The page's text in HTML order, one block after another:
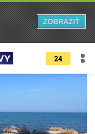
24
ZOBRAZIŤ